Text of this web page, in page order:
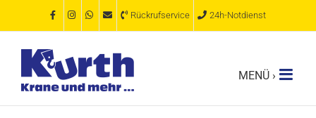
Rückrufservice 24h-Notdienst